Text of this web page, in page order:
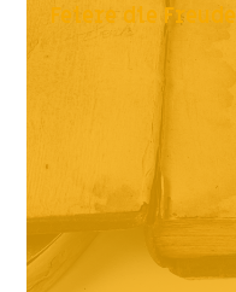
Feiere die Freude